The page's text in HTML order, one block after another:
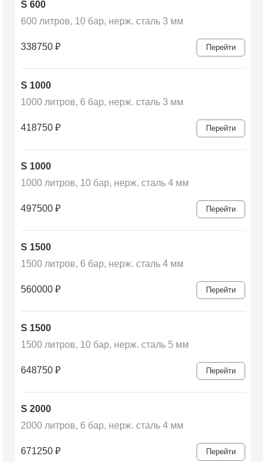
S 600
600 литров, 10 бар, нерж. сталь 3 мм
338750 ₽ Перейти
S 1000
1000 литров, 6 бар, нерж. сталь 3 мм
418750 ₽ Перейти
S 1000
1000 литров, 10 бар, нерж. сталь 4 мм
497500 ₽ Перейти
S 1500
1500 литров, 6 бар, нерж. сталь 4 мм
560000 ₽ Перейти
S 1500
1500 литров, 10 бар, нерж. сталь 5 мм
648750 ₽ Перейти
S 2000
2000 литров, 6 бар, нерж. сталь 4 мм
671250 ₽ Перейти